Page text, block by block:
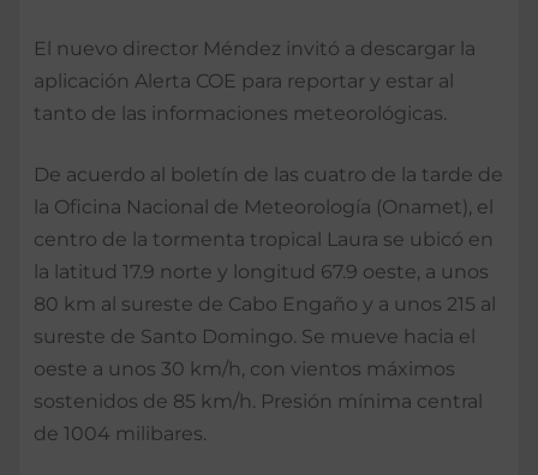
El nuevo director Méndez invitó a descargar la
aplicación Alerta COE para reportar y estar al
tanto de las informaciones meteorológicas.
De acuerdo al boletín de las cuatro de la tarde de
la Oficina Nacional de Meteorología (Onamet), el
centro de la tormenta tropical Laura se ubicó en
la latitud 17.9 norte y longitud 67.9 oeste, a unos
80 km al sureste de Cabo Engaño y a unos 215 al
sureste de Santo Domingo. Se mueve hacia el
oeste a unos 30 km/h, con vientos máximos
sostenidos de 85 km/h. Presión mínima central
de 1004 milibares.